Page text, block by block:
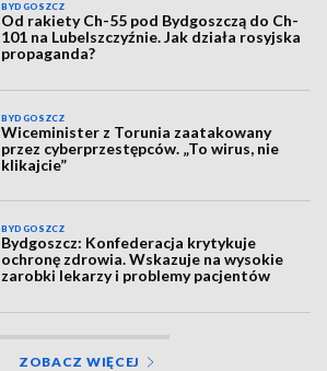
BYDGOSZCZ
Od rakiety Ch-55 pod Bydgoszczą do Ch-
101 na Lubelszczyźnie. Jak działa rosyjska
propaganda?
BYDGOSZCZ
Wiceminister z Torunia zaatakowany
przez cyberprzestępców. „To wirus, nie
klikajcie”
BYDGOSZCZ
Bydgoszcz: Konfederacja krytykuje
ochronę zdrowia. Wskazuje na wysokie
zarobki lekarzy i problemy pacjentów
ZOBACZ WIĘCEJ